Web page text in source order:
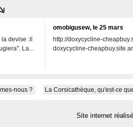
devise :il
La...
omobigusew, le 25 mars
http://doxycycline-
doxycycline-
nous ? La Corsicathèque, qu'est-ce
Site internet